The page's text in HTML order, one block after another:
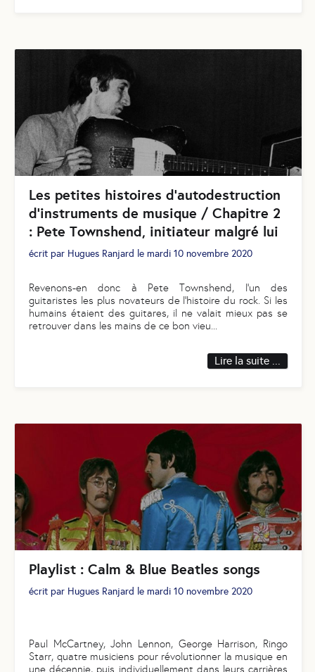
Les petites histoires d'autodestruction
d'instruments de musique / Chapitre 2
: Pete Townshend, initiateur malgré lui
écrit par Hugues Ranjard le mardi 10 novembre 2020
Revenons-en donc à Pete Townshend, l’un des
guitaristes les plus novateurs de l’histoire du rock. Si les
humains étaient des guitares, il ne valait mieux pas se
retrouver dans les mains de ce bon vieu
Lire la suite ...
Playlist : Calm & Blue Beatles songs
écrit par Hugues Ranjard le mardi 10 novembre 2020
Paul McCartney, John Lennon, George Harrison, Ringo
Starr, quatre musiciens pour révolutionner la musique en
une décennie, puis individuellement dans leurs carrières